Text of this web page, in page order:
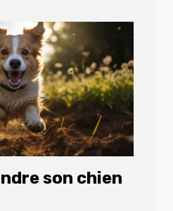
son chien